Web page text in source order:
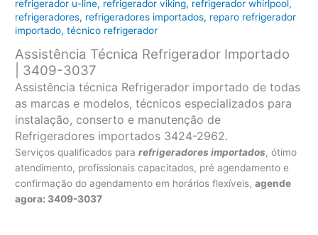
refrigerador u-line, refrigerador viking, refrigerador whirlpool,
refrigeradores, refrigeradores importados, reparo refrigerador
importado,técnico refrigerador
Assistência Técnica Refrigerador Importado
| 3409-3037
Assistência técnica Refrigerador importado de todas
as marcas e modelos, técnicos especializados para
instalação, conserto e manutenção de
Refrigeradores importados 3424-2962.
Serviços qualificados pararefrigeradores importados, ótimo
atendimento, profissionais capacitados, pré agendamento e
confirmação do agendamento em horários flexíveis,agende
agora: 3409-3037